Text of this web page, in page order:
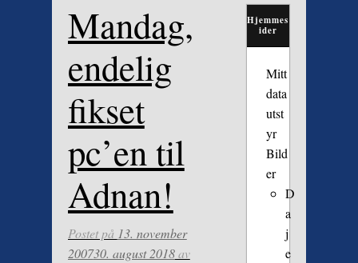
Mandag,
endelig
fikset
pc’en til
Adnan!
Postet på 13. november
200730. august 2018av
Hjemmes
ider
Mitt
data
utst
yr
Bild
er
D
a
j
e